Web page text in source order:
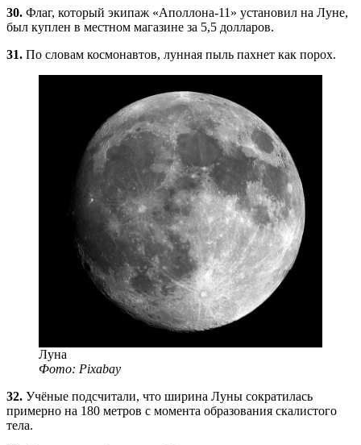
30. Флаг, который экипаж «Аполлона-11» установил на Луне,
был куплен в местном магазине за 5,5 долларов.
31. По словам космонавтов, лунная пыль пахнет как порох.
Луна
Фото: Pixabay
32. Учёные подсчитали, что ширина Луны сократилась
примерно на 180 метров с момента образования скалистого
тела.